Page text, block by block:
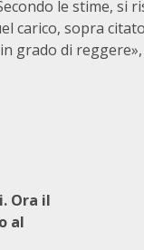
le stime, si
carico, sopra
di reggere»,
Ora il
al